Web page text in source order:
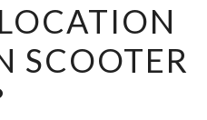
SCOOTER